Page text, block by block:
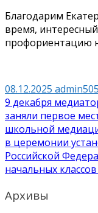
Благодарим
время,
профориентацию
08.12.2025 admin505
Навигация
по
записям
9 декабря
заняли первое
школьной
в церемонии
Российской
начальных
Архивы